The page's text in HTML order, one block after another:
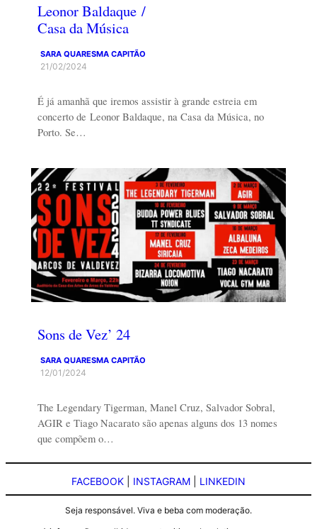
Leonor Baldaque /
Casa da Música
SARA QUARESMA CAPITÃO
21/02/2024
É já amanhã que iremos assistir à grande estreia em
concerto de Leonor Baldaque, na Casa da Música, no
Porto. Se…
Sons de Vez’ 24
SARA QUARESMA CAPITÃO
12/01/2024
The Legendary Tigerman, Manel Cruz, Salvador Sobral,
AGIR e Tiago Nacarato são apenas alguns dos 13 nomes
que compõem o…
FACEBOOK INSTAGRAM LINKEDIN
Seja responsável. Viva e beba com moderação.